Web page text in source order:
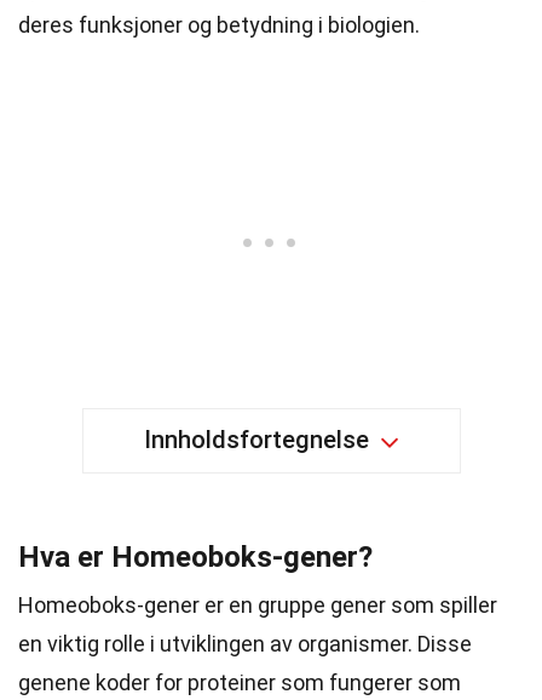
deres funksjoner og betydning i biologien.
Innholdsfortegnelse
Hva er Homeoboks-gener?
Homeoboks-gener er en gruppe gener som spiller
en viktig rolle i utviklingen av organismer. Disse
genene koder for proteiner som fungerer som